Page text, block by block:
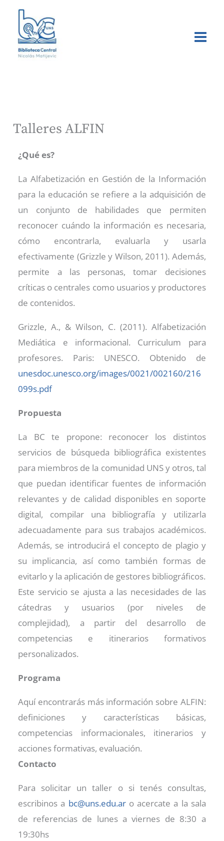
contenido
Talleres ALFIN
¿Qué es?
La Alfabetización en Gestión de la Información
para la educación se refiere a la adquisición de
un conjunto de habilidades que permiten
reconocer cuándo la información es necesaria,
cómo encontrarla, evaluarla y usarla
efectivamente (Grizzle y Wilson, 2011). Además,
permite a las personas, tomar decisiones
críticas o centrales como usuarios y productores
de contenidos.
Grizzle, A., & Wilson, C. (2011). Alfabetización
Mediática e informacional. Curriculum para
profesores. Paris: UNESCO. Obtenido de
unesdoc.unesco.org/images/0021/002160/216
099s.pdf
Propuesta
La BC te propone: reconocer los distintos
servicios de búsqueda bibliográfica existentes
para miembros de la comunidad UNS y otros, tal
que puedan identificar fuentes de información
relevantes y de calidad disponibles en soporte
digital, compilar una bibliografía y utilizarla
adecuadamente para sus trabajos académicos.
Además, se introducirá el concepto de plagio y
su implicancia, así como también formas de
evitarlo y la aplicación de gestores bibliográficos.
Este servicio se ajusta a las necesidades de las
cátedras y usuarios (por niveles de
complejidad), a partir del desarrollo de
competencias e itinerarios formativos
personalizados.
Programa
Aquí encontrarás más información sobre ALFIN:
definiciones y características básicas,
competencias informacionales, itinerarios y
acciones formativas, evaluación.
Contacto
Para solicitar un taller o si tenés consultas,
escribinos a bc@uns.edu.aro acercate a la sala
de referencias de lunes a viernes de 8:30 a
19:30hs